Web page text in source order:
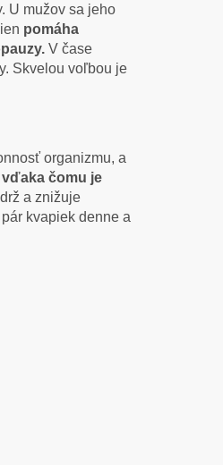
U mužov sa jeho
pomáha
V čase
Skvelou voľbou je
organizmu, a
čomu je
a znižuje
kvapiek denne a